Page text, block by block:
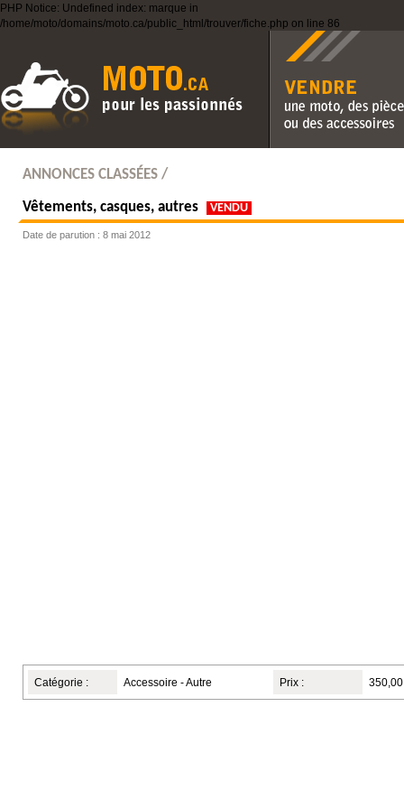
PHP Notice: Undefined index: marque in
/home/moto/domains/moto.ca/public_html/trouver/fiche.php on line 86
Vendre une moto, des
des accessoires
ANNONCES CLASSÉES /
Vêtements, casques, autres VENDU
Date de parution : 8 mai 2012
Catégorie : Accessoire - Autre Prix :